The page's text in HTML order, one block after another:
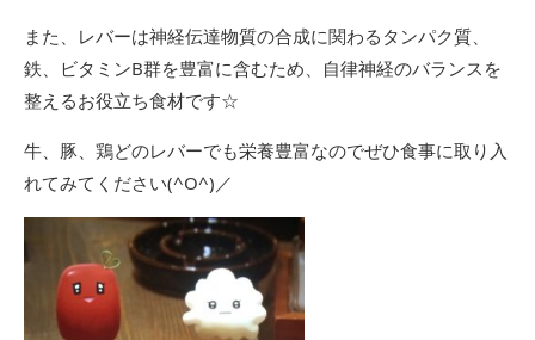
また、レバーは神経伝達物質の合成に関わるタンパク質、
鉄、ビタミンB群を豊富に含むため、自律神経のバランスを
整えるお役立ち食材です☆
牛、豚、鶏どのレバーでも栄養豊富なのでぜひ食事に取り入
れてみてください(^O^)／